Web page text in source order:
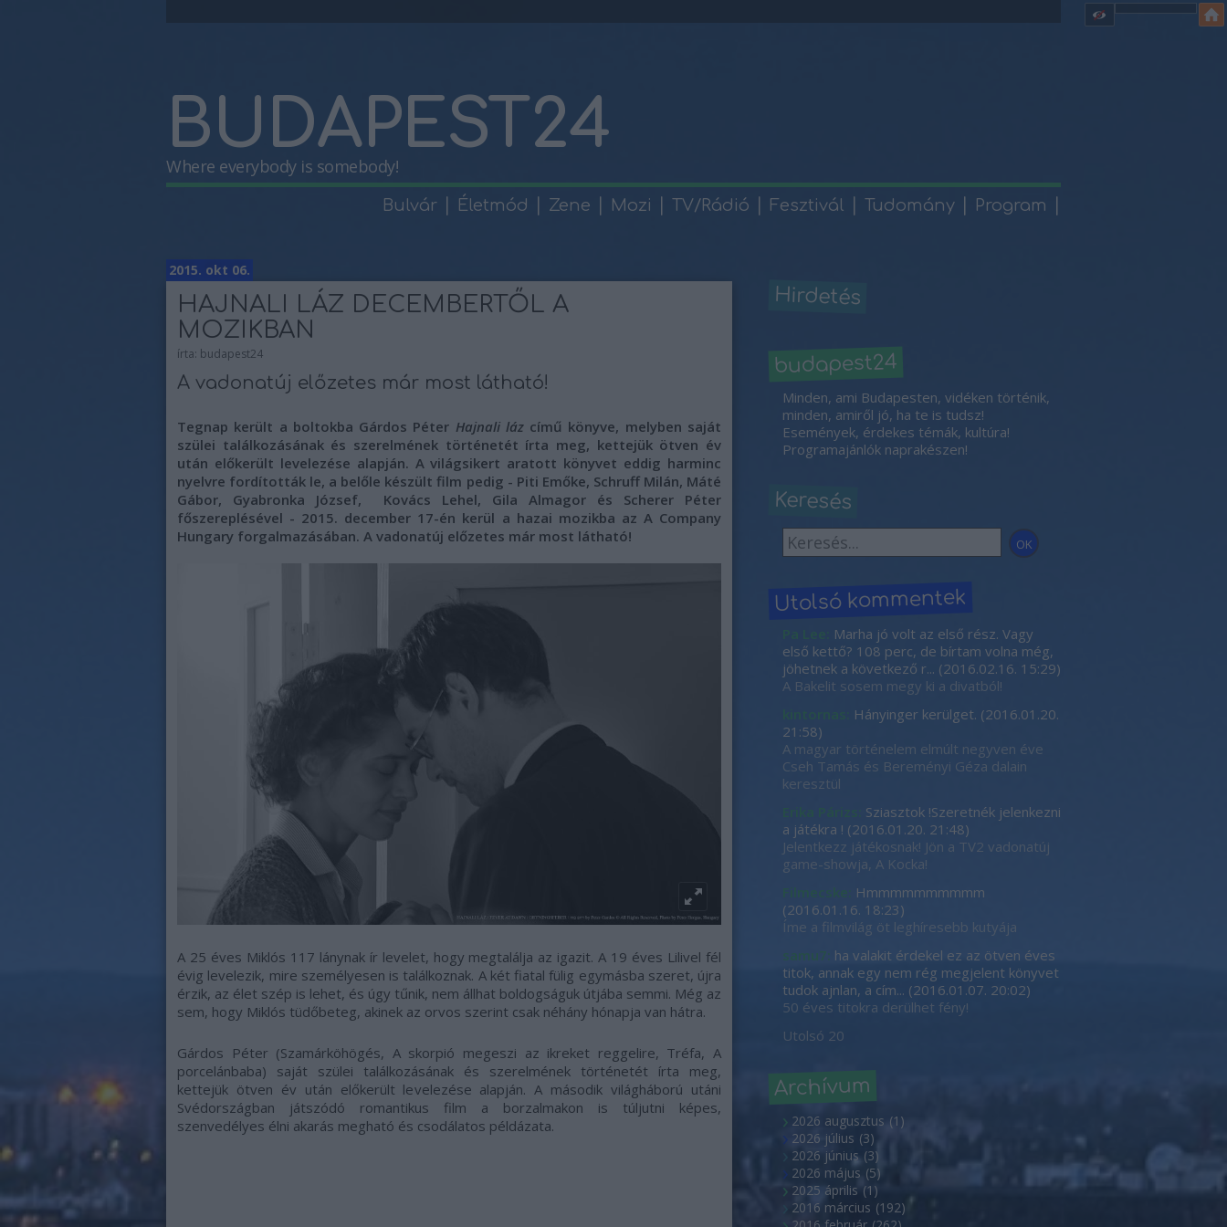
BUDAPEST24
Where everybody is somebody!
Bulvár Életmód Zene Mozi TV/Rádió Fesztivál Tudomány Program
2015. okt 06.
HAJNALI LÁZ DECEMBERTŐL A
MOZIKBAN
írta: budapest24
A vadonatúj előzetes már most látható!
Tegnap került a boltokba Gárdos Péter Hajnali lázcímű könyve, melyben saját
szülei találkozásának és szerelmének történetét írta meg, kettejük ötven év
után előkerült levelezése alapján. A világsikert aratott könyvet eddig harminc
nyelvre fordították le, a belőle készült film pedig - Piti Emőke, Schruff Milán, Máté
Gábor, Gyabronka József, Kovács Lehel, Gila Almagor és Scherer Péter
főszereplésével - 2015. december 17-én kerül a hazai mozikba az A Company
Hungary forgalmazásában. A vadonatúj előzetes már most látható!
A 25 éves Miklós 117 lánynak ír levelet, hogy megtalálja az igazit. A 19 éves Lilivel fél
évig levelezik, mire személyesen is találkoznak. A két fiatal fülig egymásba szeret, újra
érzik, az élet szép is lehet, és úgy tűnik, nem állhat boldogságuk útjába semmi. Még az
sem, hogy Miklós tüdőbeteg, akinek az orvos szerint csak néhány hónapja van hátra.
Gárdos Péter (Szamárköhögés, A skorpió megeszi az ikreket reggelire, Tréfa, A
porcelánbaba) saját szülei találkozásának és szerelmének történetét írta meg,
kettejük ötven év után előkerült levelezése alapján. A második világháború utáni
Svédországban játszódó romantikus film a borzalmakon is túljutni képes,
szenvedélyes élni akarás megható és csodálatos példázata.
Hirdetés
budapest24
Minden, ami Budapesten, vidéken történik,
minden, amiről jó, ha te is tudsz!
Események, érdekes témák, kultúra!
Programajánlók naprakészen!
Keresés
Utolsó kommentek
Marha jó volt az első rész. Vagy
első kettő? 108 perc, de bírtam volna még,
jöhetnek a következő r... (2016.02.16. 15:29)
A Bakelit sosem megy ki a divatból!
Hányinger kerülget. (2016.01.20.
21:58)
A magyar történelem elmúlt negyven éve
Cseh Tamás és Bereményi Géza dalain
keresztül
Sziasztok !Szeretnék jelenkezni
a játékra ! (2016.01.20. 21:48)
Jelentkezz játékosnak! Jön a TV2 vadonatúj
game-showja, A Kocka!
Filmecske:
Hmmmmmmmmmm
(2016.01.16. 18:23)
Íme a filmvilág öt leghíresebb kutyája
samu7: ha valakit érdekel ez az ötven éves
titok, annak egy nem rég megjelent könyvet
tudok ajnlan, a cím... (2016.01.07. 20:02)
50 éves titokra derülhet fény!
Utolsó 20
Archívum
2026 augusztus (1 )
2026 július (3)
2026 június (3)
2026 május (5)
2025 április (1 )
2016 március (192)